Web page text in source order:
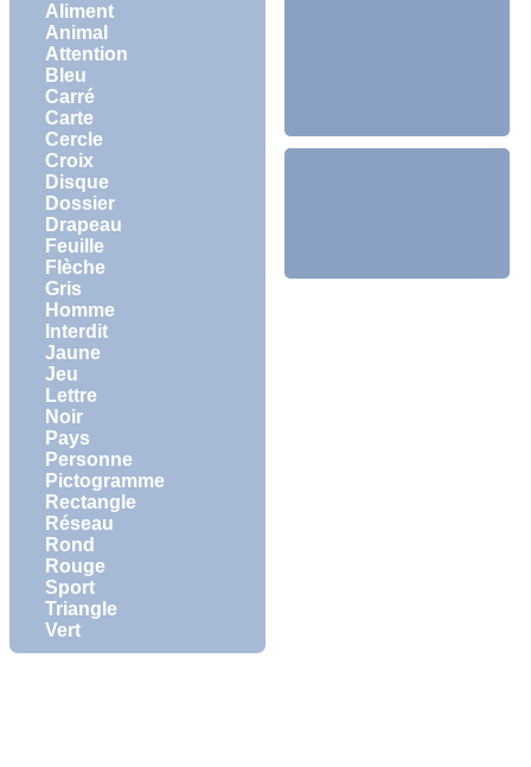
Aliment
Animal
Attention
Bleu
Carré
Carte
Cercle
Croix
Disque
Dossier
Drapeau
Feuille
Flèche
Gris
Homme
Interdit
Jaune
Jeu
Lettre
Noir
Pays
Personne
Pictogramme
Rectangle
Réseau
Rond
Rouge
Sport
Triangle
Vert